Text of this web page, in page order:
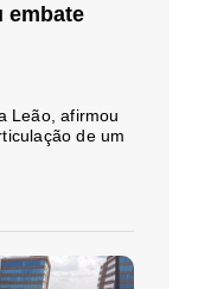
embate
Leão, afirmou
de um